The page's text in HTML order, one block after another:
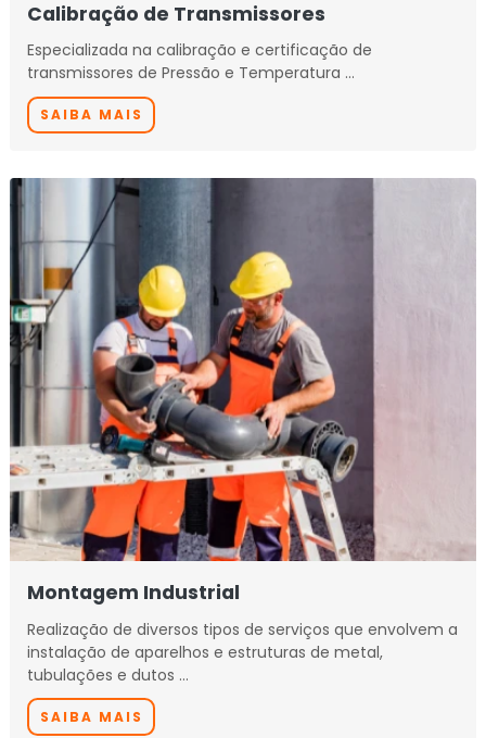
Calibração de Transmissores
Especializada na calibração e certificação de
transmissores de Pressão e Temperatura …
SAIBA MAIS
Montagem Industrial
Realização de diversos tipos de serviços que envolvem a
instalação de aparelhos e estruturas de metal,
tubulações e dutos …
SAIBA MAIS